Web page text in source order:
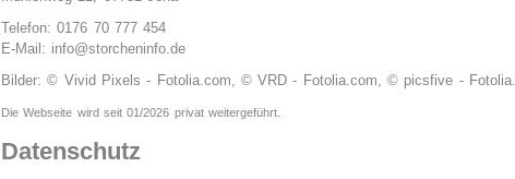
Telefon: 0176 70 777 454
E-Mail: info@storcheninfo.de
Bilder: © Vivid Pixels - Fotolia.com, © VRD - Fotolia.com, © picsfive -
Die Webseite wird seit 01/2026 privat weitergeführt.
Datenschutz